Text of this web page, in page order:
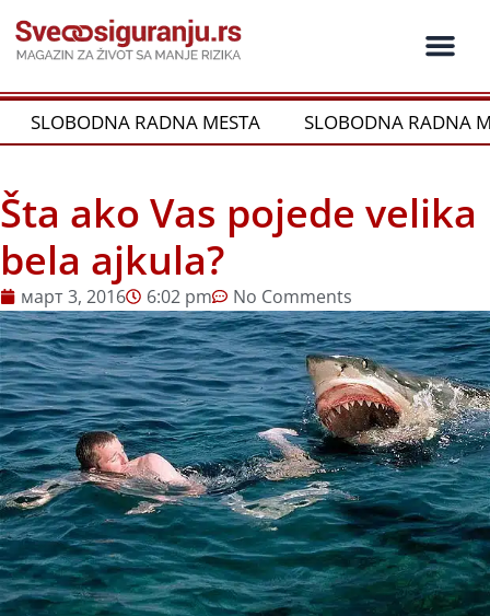
на
садржај
SLOBODNA RADNA MESTA SLOBODNA RADNA
Šta ako Vas pojede velika
bela ajkula?
март 3, 2016 6:02 pm No Comments